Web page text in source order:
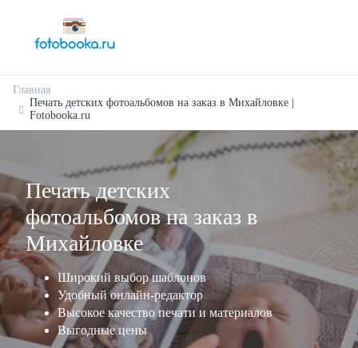
Главная
Печать детских фотоальбомов на заказ в Михайловке |
Fotobooka.ru
Печать детских
фотоальбомов на заказ в
Михайловке
Широкий выбор шаблонов
Удобный онлайн-редактор
Высокое качество печати и материалов
Выгодные цены